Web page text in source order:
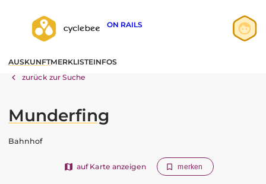
ON RAILS
AUSKUNFTMERKLISTEINFOS
zurück zur Suche
Munderfing
Bahnhof
auf Karte anzeigen merken